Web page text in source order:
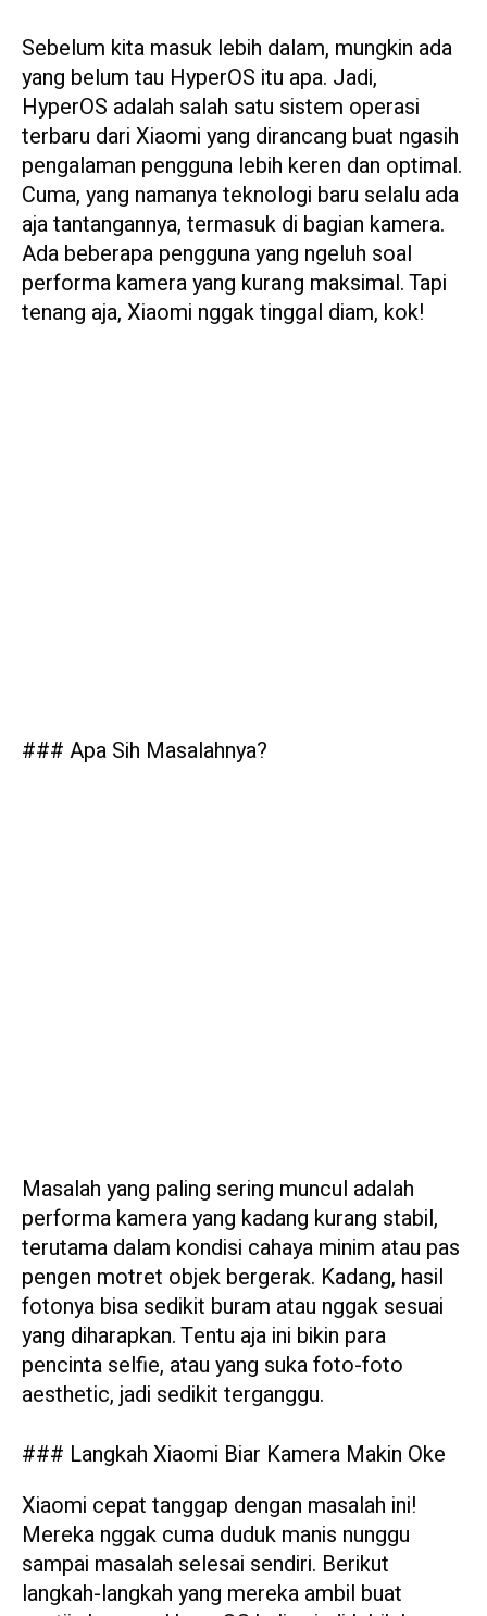
Sebelum kita masuk lebih dalam, mungkin ada
yang belum tau HyperOS itu apa. Jadi,
HyperOS adalah salah satu sistem operasi
terbaru dari Xiaomi yang dirancang buat ngasih
pengalaman pengguna lebih keren dan optimal.
Cuma, yang namanya teknologi baru selalu ada
aja tantangannya, termasuk di bagian kamera.
Ada beberapa pengguna yang ngeluh soal
performa kamera yang kurang maksimal. Tapi
tenang aja, Xiaomi nggak tinggal diam, kok!
### Apa Sih Masalahnya?
Masalah yang paling sering muncul adalah
performa kamera yang kadang kurang stabil,
terutama dalam kondisi cahaya minim atau pas
pengen motret objek bergerak. Kadang, hasil
fotonya bisa sedikit buram atau nggak sesuai
yang diharapkan. Tentu aja ini bikin para
pencinta selfie, atau yang suka foto-foto
aesthetic, jadi sedikit terganggu.
### Langkah Xiaomi Biar Kamera Makin Oke
Xiaomi cepat tanggap dengan masalah ini!
Mereka nggak cuma duduk manis nunggu
sampai masalah selesai sendiri. Berikut
langkah-langkah yang mereka ambil buat